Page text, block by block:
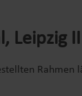
Leipzig
Rahmen